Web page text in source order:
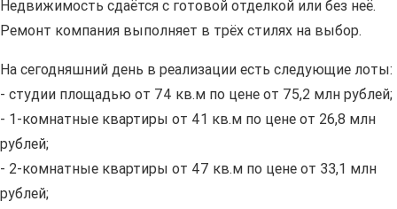
Недвижимость сдаётся с готовой отделкой или без неё.
Ремонт компания выполняет в трёх стилях на выбор.
На сегодняшний день в реализации есть следующие лоты:
- студии площадью от 74 кв.м по цене от 75,2 млн рублей;
- 1-комнатные квартиры от 41 кв.м по цене от 26,8 млн
рублей;
- 2-комнатные квартиры от 47 кв.м по цене от 33,1 млн
рублей;